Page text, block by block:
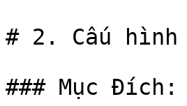
# 2. Cấu hình
### Mục Đích: